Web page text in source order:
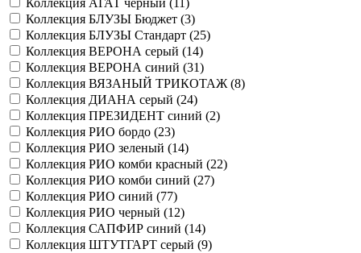
Коллекция АГАТ черный (
)
Коллекция БЛУЗЫ Бюджет (3)
Коллекция БЛУЗЫ Стандарт (25)
Коллекция ВЕРОНА серый (14)
Коллекция ВЕРОНА синий (31)
Коллекция ВЯЗАНЫЙ ТРИКОТАЖ (8)
Коллекция ДИАНА серый (24)
Коллекция ПРЕЗИДЕНТ синий (2)
Коллекция РИО бордо (23)
Коллекция РИО зеленый (14)
Коллекция РИО комби красный (22)
Коллекция РИО комби синий (27)
Коллекция РИО синий (77)
Коллекция РИО черный (12)
Коллекция САПФИР синий (14)
Коллекция ШТУТГАРТ серый (9)